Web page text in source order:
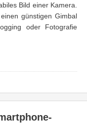
Bild einer Kamera.
einen günstigen Gimbal
oder Fotografie